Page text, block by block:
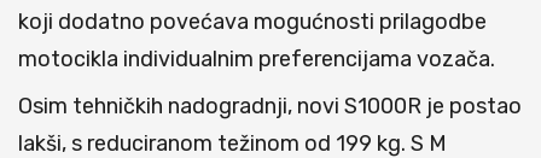
koji dodatno povećava mogućnosti prilagodbe
motocikla individualnim preferencijama vozača.
Osim tehničkih nadogradnji, novi S1000R je postao
lakši, s reduciranom težinom od 199 kg. S M